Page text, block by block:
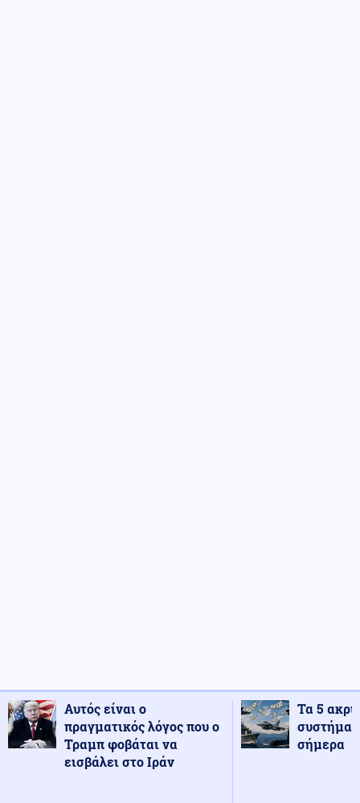
Αυτός είναι ο
πραγματικός λόγος που ο
Τραμπ φοβάται να
εισβάλει στο Ιράν
Τα 5
σήμερα